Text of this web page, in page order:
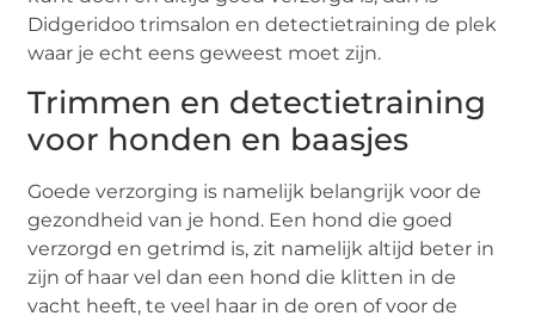
Didgeridoo trimsalon en detectietraining de plek
waar je echt eens geweest moet zijn.
Trimmen en detectietraining
voor honden en baasjes
Goede verzorging is namelijk belangrijk voor de
gezondheid van je hond. Een hond die goed
verzorgd en getrimd is, zit namelijk altijd beter in
zijn of haar vel dan een hond die klitten in de
vacht heeft, te veel haar in de oren of voor de